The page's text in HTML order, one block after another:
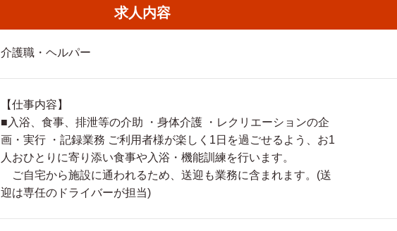
求人内容
介護職・ヘルパー
【仕事内容】
■入浴、食事、排泄等の介助 ・身体介護 ・レクリエーションの企
画・実行 ・記録業務 ご利用者様が楽しく1日を過ごせるよう、お1
人おひとりに寄り添い食事や入浴・機能訓練を行います。
ご自宅から施設に通われるため、送迎も業務に含まれます。(送
迎は専任のドライバーが担当)